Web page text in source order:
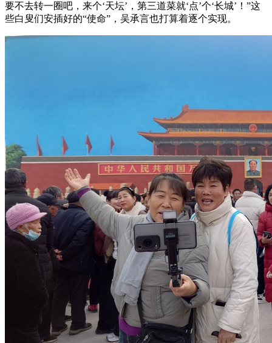
要不去转一圈吧，来个‘天坛’，第三道菜就‘点’个‘长城’！”这
些白叟们安插好的“使命”，吴承言也打算着逐个实现。